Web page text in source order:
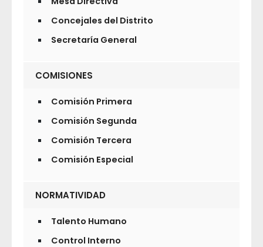
Concejales del Distrito
Secretaría General
COMISIONES
Comisión Primera
Comisión Segunda
Comisión Tercera
Comisión Especial
NORMATIVIDAD
Talento Humano
Control Interno